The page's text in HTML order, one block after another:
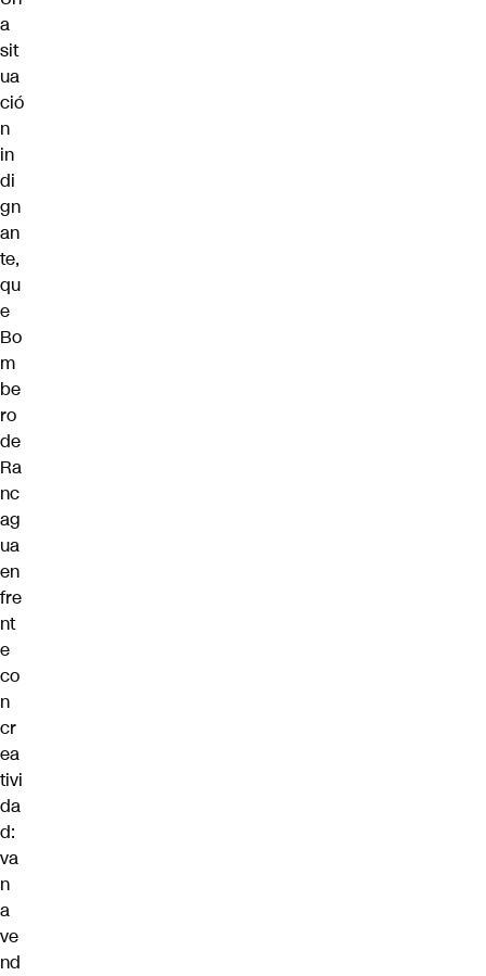
a
sit
ua
ció
n
in
di
gn
an
te,
qu
e
Bo
m
be
ro
de
Ra
nc
ag
ua
en
fre
nt
e
co
n
cr
ea
tivi
da
d:
va
n
a
ve
nd